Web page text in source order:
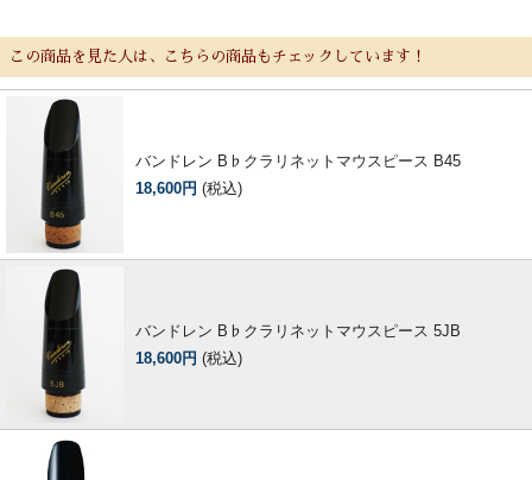
この商品を見た人は、こちらの商品もチェックしています！
バンドレン B♭クラリネットマウスピース B45
18,600円 (税込)
バンドレン B♭クラリネットマウスピース 5JB
18,600円 (税込)